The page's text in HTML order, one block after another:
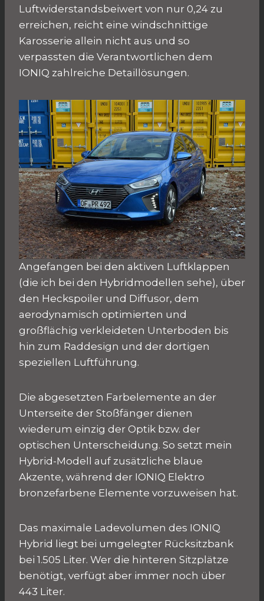
Luftwiderstandsbeiwert von nur 0,24 zu
erreichen, reicht eine windschnittige
Karosserie allein nicht aus und so
verpassten die Verantwortlichen dem
IONIQ zahlreiche Detaillösungen.
Angefangen bei den aktiven Luftklappen
(die ich bei den Hybridmodellen sehe), über
den Heckspoiler und Diffusor, dem
aerodynamisch optimierten und
großflächig verkleideten Unterboden bis
hin zum Raddesign und der dortigen
speziellen Luftführung.
Die abgesetzten Farbelemente an der
Unterseite der Stoßfänger dienen
wiederum einzig der Optik bzw. der
optischen Unterscheidung. So setzt mein
Hybrid-Modell auf zusätzliche blaue
Akzente, während der IONIQ Elektro
bronzefarbene Elemente vorzuweisen hat.
Das maximale Ladevolumen des IONIQ
Hybrid liegt bei umgelegter Rücksitzbank
bei 1.505 Liter. Wer die hinteren Sitzplätze
benötigt, verfügt aber immer noch über
443 Liter.